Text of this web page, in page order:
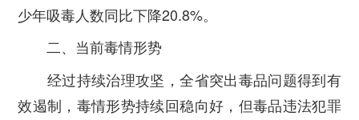
少年吸毒人数同比下降20.8%。
二、当前毒情形势
经过持续治理攻坚，全省突出毒品问题得到有
效遏制，毒情形势持续回稳向好，但毒品违法犯罪